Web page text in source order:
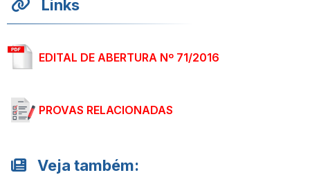
Links
EDITAL DE ABERTURA Nº 71/2016
PROVAS RELACIONADAS
Veja também: